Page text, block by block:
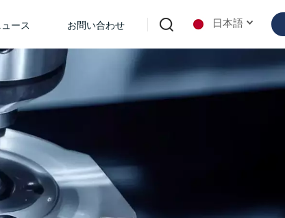
ース お問い合わせ 日本語